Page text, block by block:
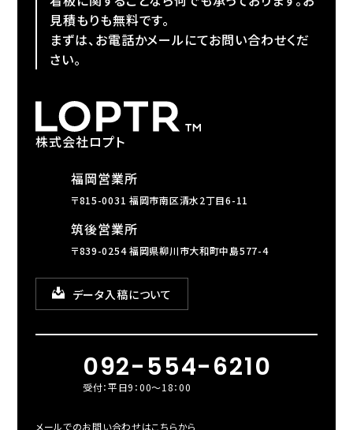
見積もりも無料です。
まずは、お電話かメールにてお問い合わせくだ
さい。
株式会社ロプト
福岡営業所
〒815-0031 福岡市南区清水2丁目6-11
筑後営業所
〒839-0254 福岡県柳川市大和町中島577-4
データ入稿について
092-554-6210
受付：平日9：00～18：00
メールでのお問い合わせはこちらから